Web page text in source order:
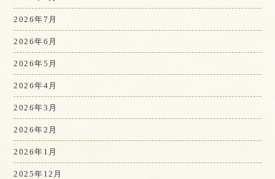
2026年7月
2026年6月
2026年5月
2026年4月
2026年3月
2026年2月
2026年1月
2025年12月